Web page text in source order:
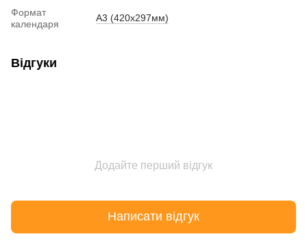
Формат
календаря
А3 (420х297мм)
Відгуки
Додайте перший відгук
Написати відгук